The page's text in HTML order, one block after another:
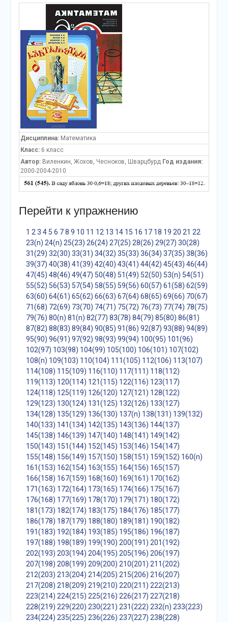
Дисциплина:Математика
Класс:6 класс
Автор:Виленкин, Жохов, Чесноков, Шварцбурд Год издания:
2000-2004-2010
Перейти к упражнению
1 2 3 4 5 6 7 8 9 10 11 12 13 14 15 16 17 18 19 20 21 22
23(n) 24(n) 25(23) 26(24) 27(25) 28(26) 29(27) 30(28)
31(29) 32(30) 33(31) 34(32) 35(33) 36(34) 37(35) 38(36)
39(37) 40(38) 41(39) 42(40) 43(41) 44(42) 45(43) 46(44)
47(45) 48(46) 49(47) 50(48) 51(49) 52(50) 53(n) 54(51)
55(52) 56(53) 57(54) 58(55) 59(56) 60(57) 61(58) 62(59)
63(60) 64(61) 65(62) 66(63) 67(64) 68(65) 69(66) 70(67)
71(68) 72(69) 73(70) 74(71) 75(72) 76(73) 77(74) 78(75)
79(76) 80(n) 81(n) 82(77) 83(78) 84(79) 85(80) 86(81)
87(82) 88(83) 89(84) 90(85) 91(86) 92(87) 93(88) 94(89)
95(90) 96(91) 97(92) 98(93) 99(94) 100(95) 101(96)
102(97) 103(98) 104(99) 105(100) 106(101) 107(102)
108(n) 109(103) 110(104) 111(105) 112(106) 113(107)
114(108) 115(109) 116(110) 117(111) 118(112)
119(113) 120(114) 121(115) 122(116) 123(117)
124(118) 125(119) 126(120) 127(121) 128(122)
129(123) 130(124) 131(125) 132(126) 133(127)
134(128) 135(129) 136(130) 137(n) 138(131) 139(132)
140(133) 141(134) 142(135) 143(136) 144(137)
145(138) 146(139) 147(140) 148(141) 149(142)
150(143) 151(144) 152(145) 153(146) 154(147)
155(148) 156(149) 157(150) 158(151) 159(152) 160(n)
161(153) 162(154) 163(155) 164(156) 165(157)
166(158) 167(159) 168(160) 169(161) 170(162)
171(163) 172(164) 173(165) 174(166) 175(167)
176(168) 177(169) 178(170) 179(171) 180(172)
181(173) 182(174) 183(175) 184(176) 185(177)
186(178) 187(179) 188(180) 189(181) 190(182)
191(183) 192(184) 193(185) 195(186) 196(187)
197(188) 198(189) 199(190) 200(191) 201(192)
202(193) 203(194) 204(195) 205(196) 206(197)
207(198) 208(199) 209(200) 210(201) 211(202)
212(203) 213(204) 214(205) 215(206) 216(207)
217(208) 218(209) 219(210) 220(211) 222(213)
223(214) 224(215) 225(216) 226(217) 227(218)
228(219) 229(220) 230(221) 231(222) 232(n) 233(223)
234(224) 235(225) 236(226) 237(227) 238(228)